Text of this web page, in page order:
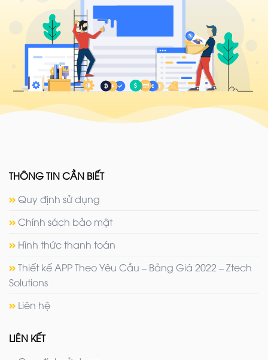
THÔNG TIN CẦN BIẾT
Quy định sử dụng
Chính sách bảo mật
Hình thức thanh toán
Thiết kế APP Theo Yêu Cầu – Bảng Giá 2022 – Ztech
Solutions
Liên hệ
LIÊN KẾT